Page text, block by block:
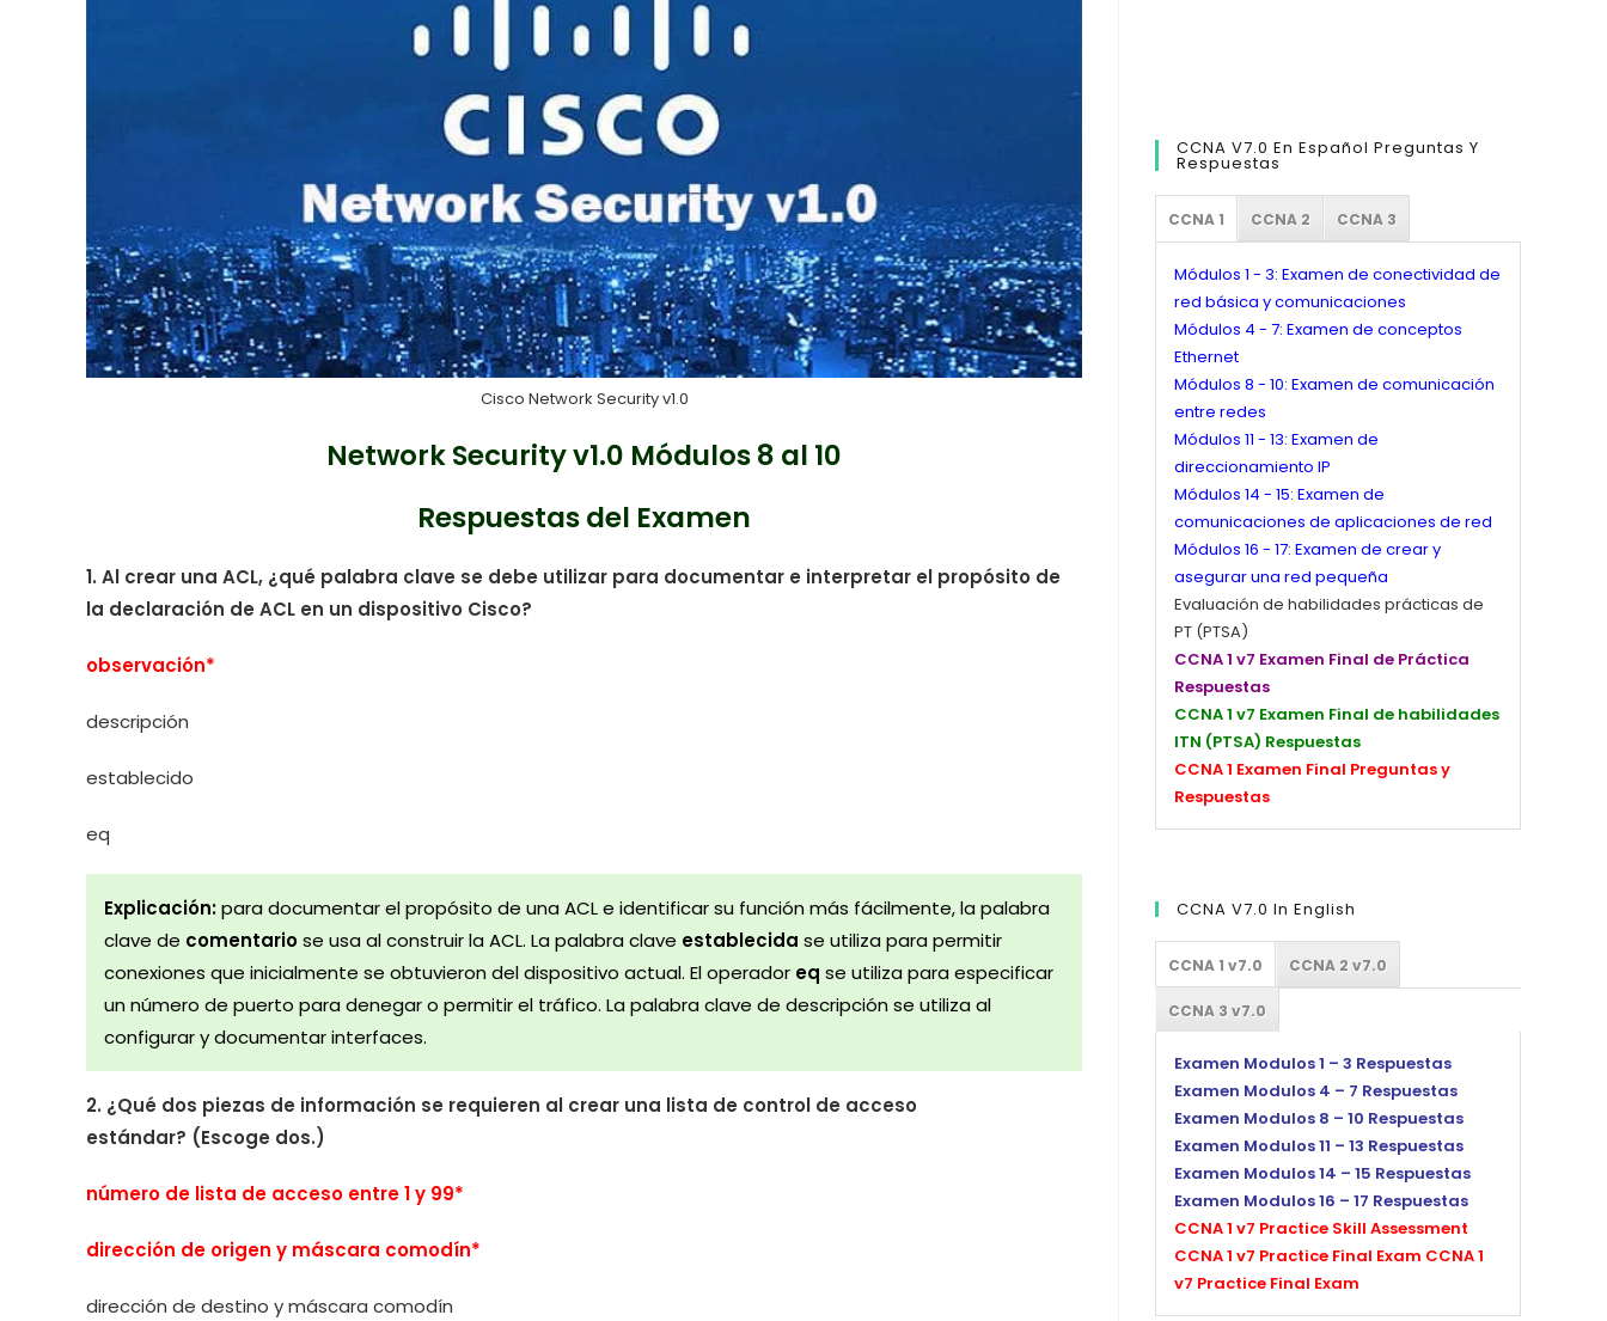
Cisco Network Security v1.0
Network Security v1.0 Módulos 8 al 10
Respuestas del Examen
1. Al crear una ACL, ¿qué palabra clave se debe utilizar para documentar e interpretar el propósito de
la declaración de ACL en un dispositivo Cisco?
observación*
descripción
establecido
eq
Explicación:para documentar el propósito de una ACL e identificar su función más fácilmente, la palabra
clave de comentariose usa al construir la ACL. La palabra clave establecida se utiliza para permitir
conexiones que inicialmente se obtuvieron del dispositivo actual. El operador eq se utiliza para especificar
un número de puerto para denegar o permitir el tráfico. La palabra clave de descripción se utiliza al
configurar y documentar interfaces.
2. ¿Qué dos piezas de información se requieren al crear una lista de control de acceso
estándar? (Escoge dos.)
número de lista de acceso entre 1 y 99*
dirección de origen y máscara comodín*
dirección de destino y máscara comodín
CCNA V7.0 En Español Preguntas Y
Respuestas
CCNA 1 CCNA 2 CCNA 3
Módulos 1 - 3: Examen de conectividad de
red básica y comunicaciones
Módulos 4 - 7: Examen de conceptos
Ethernet
Módulos 8 - 10: Examen de comunicación
entre redes
Módulos 11 - 13: Examen de
direccionamiento IP
Módulos 14 - 15: Examen de
comunicaciones de aplicaciones de red
Módulos 16 - 17: Examen de crear y
asegurar una red pequeña
Evaluación de habilidades prácticas de
PT (PTSA)
CCNA 1 v7 Examen Final de Práctica
Respuestas
CCNA 1 v7 Examen Final de habilidades
ITN (PTSA) Respuestas
CCNA 1 Examen Final Preguntas y
Respuestas
CCNA V7.0 In English
CCNA 1 v7.0 CCNA 2 v7.0
CCNA 3 v7.0
Examen Modulos 1 – 3 Respuestas
Examen Modulos 4 – 7 Respuestas
Examen Modulos 8 – 10 Respuestas
Examen Modulos 11 – 13 Respuestas
Examen Modulos 14 – 15 Respuestas
Examen Modulos 16 – 17 Respuestas
CCNA 1 v7 Practice Skill Assessment
CCNA 1 v7 Practice Final Exam CCNA 1
v7 Practice Final Exam